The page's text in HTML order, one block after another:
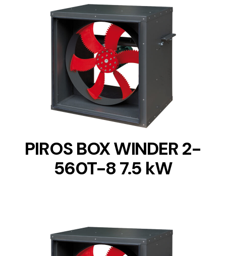
DETAILS
PIROS BOX WINDER 2-
560T-8 7.5 kW